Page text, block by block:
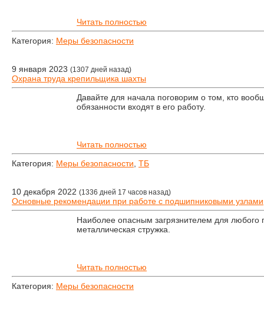
Читать полностью
Категория: Меры безопасности
9 января 2023 (1307 дней назад)
Охрана труда крепильщика шахты
Давайте для начала поговорим о том, кто
обязанности входят в его работу.
Читать полностью
Категория: Меры безопасности ТБ
10 декабря 2022 (1336 дней 17 часов назад)
Основные рекомендации при работе с подшипниковыми узлами
Наиболее опасным загрязнителем для любого
металлическая стружка.
Читать полностью
Категория: Меры безопасности